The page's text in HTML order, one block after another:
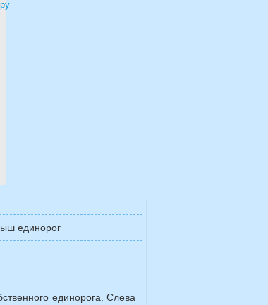
единорог
единорога. Слева